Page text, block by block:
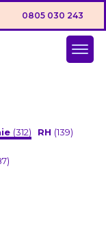
0805 030 243
(312) RH (139)